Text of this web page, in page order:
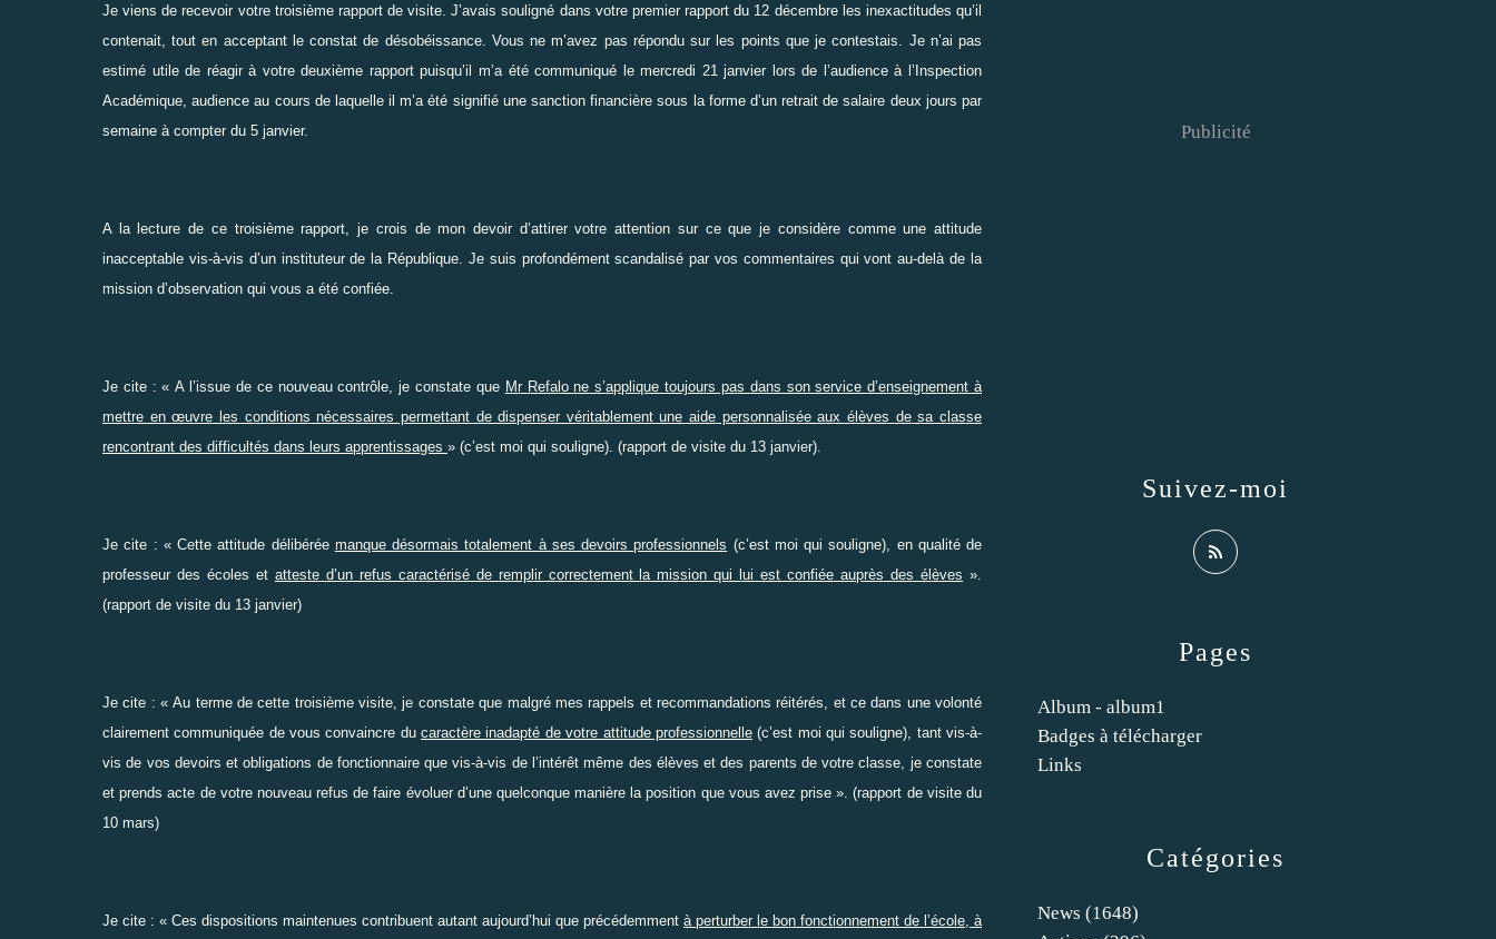
Je viens de recevoir votre troisième rapport de visite. J’avais souligné dans votre premier rapport du 12 décembre les inexactitudes qu’il
contenait, tout en acceptant le constat de désobéissance. Vous ne m’avez pas répondu sur les points que je contestais. Je n’ai pas
estimé utile de réagir à votre deuxième rapport puisqu’il m’a été communiqué le mercredi 21 janvier lors de l’audience à l’Inspection
Académique, audience au cours de laquelle il m’a été signifié une sanction financière sous la forme d’un retrait de salaire deux jours par
semaine à compter du 5 janvier.
A la lecture de ce troisième rapport, je crois de mon devoir d’attirer votre attention sur ce que je considère comme une attitude
inacceptable vis-à-vis d’un instituteur de la République. Je suis profondément scandalisé par vos commentaires qui vont au-delà de la
mission d’observation qui vous a été confiée.
Je cite : « A l’issue de ce nouveau contrôle, je constate que Mr Refalo ne s’applique toujours pas dans son service d’enseignement à
mettre en œuvre les conditions nécessaires permettant de dispenser véritablement une aide personnalisée aux élèves de sa classe
rencontrant des difficultés dans leurs apprentissages » (c’est moi qui souligne). (rapport de visite du 13 janvier).
Je cite : « Cette attitude délibérée manque désormais totalement à ses devoirs professionnels (c’est moi qui souligne), en qualité de
professeur des écoles et atteste d’un refus caractérisé de remplir correctement la mission qui lui est confiée auprès des élèves ».
(rapport de visite du 13 janvier)
Je cite : « Au terme de cette troisième visite, je constate que malgré mes rappels et recommandations réitérés, et ce dans une volonté
clairement communiquée de vous convaincre ducaractère inadapté de votre attitude professionnelle(c’est moi qui souligne), tant vis-à-
vis de vos devoirs et obligations de fonctionnaire que vis-à-vis de l’intérêt même des élèves et des parents de votre classe, je constate
et prends acte de votre nouveau refus de faire évoluer d’une quelconque manière la position que vous avez prise ». (rapport de visite du
10 mars)
Je cite : « Ces dispositions maintenues contribuent autant aujourd’hui que précédemment à perturber le bon fonctionnement de l’école, à
Catégories
News (1648)
Pages
Album - album1
Badges à télécharger
Links
Suivez-moi
Publicité